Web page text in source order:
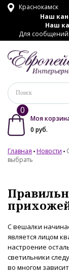
Краснокамск
Наш
Наш
Для сообщений:
0
Моя
0 руб.
Главная Новости
выбрать
С вешалки
является лицом
настроение
светильники
во многом